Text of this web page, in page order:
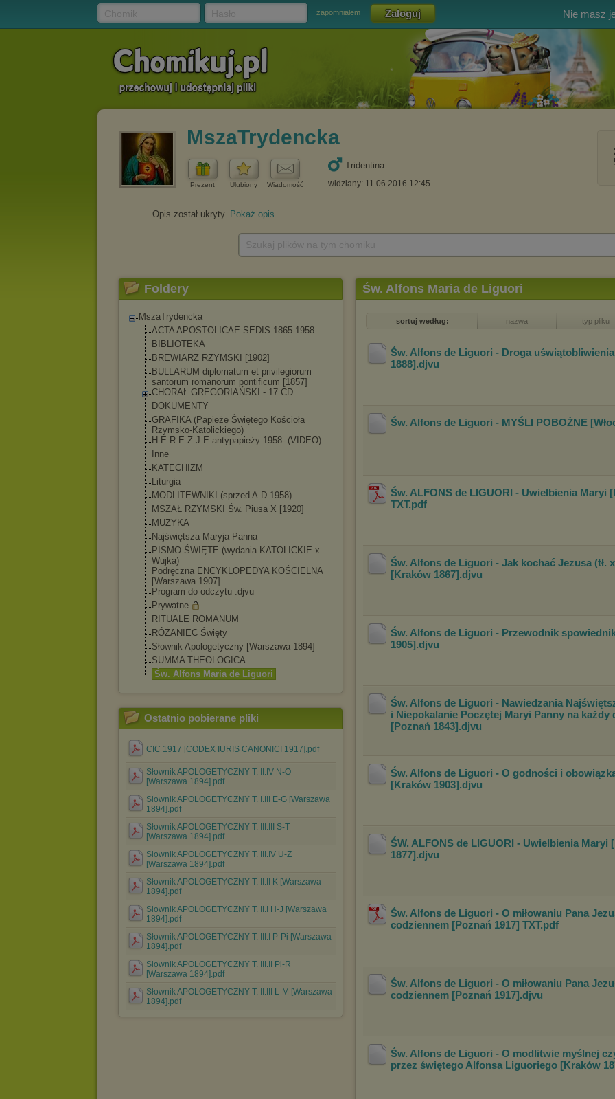
zapomniałem Nie masz
MszaTrydencka
Prezent Ulubiony Wiadomość
Tridentina
widziany: 11.06.2016 12:45
Opis został ukryty. Pokaż opis
Foldery
MszaTrydencka
ACTA APOSTOLICAE SEDIS 1865-1958
BIBLIOTEKA
BREWIARZ RZYMSKI [1902]
BULLARUM diplomatum et privilegiorum
santorum romanorum pontificum [1857]
CHORAŁ GREGORIAŃSKI - 17 CD
DOKUMENTY
GRAFIKA (Papieże Świętego Kościoła
Rzymsko-Katolickiego)
H E R E Z J E antypapieży 1958- (VIDEO)
Inne
KATECHIZM
Liturgia
MODLITEWNIKI (sprzed A.D.1958)
MSZAŁ RZYMSKI Św. Piusa X [1920]
MUZYKA
Najświętsza Maryja Panna
PISMO ŚWIĘTE (wydania KATOLICKIE x.
Wujka)
Podręczna ENCYKLOPEDYA KOŚCIELNA
[Warszawa 1907]
Program do odczytu .djvu
Prywatne
RITUALE ROMANUM
RÓŻANIEC Święty
Słownik Apologetyczny [Warszawa 1894]
SUMMA THEOLOGICA
Św. Alfons Maria de Liguori
Ostatnio pobierane pliki
CIC 1917 [CODEX IURIS CANONICI 1917].pdf
Słownik APOLOGETYCZNY T. II.IV N-O
[Warszawa 1894].pdf
Słownik APOLOGETYCZNY T. I.III E-G [Warszawa
1894].pdf
Słownik APOLOGETYCZNY T. III.III S-T
[Warszawa 1894].pdf
Słownik APOLOGETYCZNY T. III.IV U-Ż
[Warszawa 1894].pdf
Słownik APOLOGETYCZNY T. II.II K [Warszawa
1894].pdf
Słownik APOLOGETYCZNY T. II.I H-J [Warszawa
1894].pdf
Słownik APOLOGETYCZNY T. III.I P-Pi [Warszawa
1894].pdf
Słownik APOLOGETYCZNY T. III.II Pl-R
[Warszawa 1894].pdf
Słownik APOLOGETYCZNY T. II.III L-M [Warszawa
1894].pdf
Św. Alfons Maria de Liguori
sortuj według: nazwa typ pliku
Św. Alfons de Liguori - Droga
1888] .djvu
Św. Alfons de Liguori - MYŚLI POBOŻNE
Św. ALFONS de LIGUORI - Uwielbienia Maryi
TXT.pdf
Św. Alfons de Liguori - Jak kochać Jezusa (tł.
[Kraków 1867] .djvu
Św. Alfons de Liguori - Przewodnik
1905] .djvu
Św. Alfons de Liguori - Nawiedzania
i Niepokalanie Poczętej Maryi Panny na każdy
[Poznań 1843] .djvu
Św. Alfons de Liguori - O godności i
[Kraków 1903] .djvu
ŚW. ALFONS de LIGUORI - Uwielbienia Maryi
1877] .djvu
Św. Alfons de Liguori - O miłowaniu Pana
codziennem [Poznań 1917] TXT.pdf
Św. Alfons de Liguori - O miłowaniu Pana
codziennem [Poznań 1917] .djvu
Św. Alfons de Liguori - O modlitwie myślnej
przez świętego Alfonsa Liguoriego [Kraków